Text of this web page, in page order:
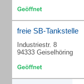
freie SB-Tankstelle
Industriestr. 8
94333 Geiselhöring